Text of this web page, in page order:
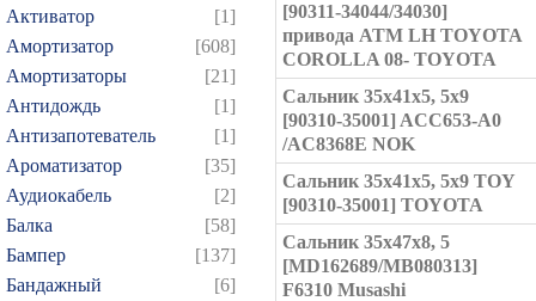
Активатор
[1]
Амортизатор
[608]
Амортизаторы
[21]
Антидождь
[1]
Антизапотеватель
[1]
Ароматизатор
[35]
Аудиокабель
[2]
Балка
[58]
Бампер
[137]
Бандажный
[6]
[90311-34044/34030]
привода ATM LH TOYOTA
COROLLA 08- TOYOTA
Сальник 35x41x5, 5x9
[90310-35001] ACC653-A0
/AC8368E NOK
Сальник 35x41x5, 5x9 TOY
[90310-35001] TOYOTA
Сальник 35x47x8, 5
[MD162689/MB080313]
F6310 Musashi